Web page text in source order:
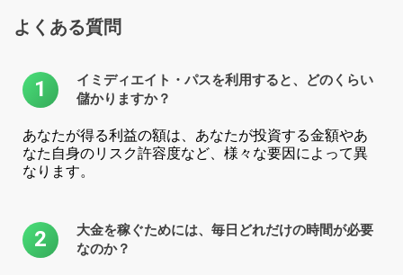
よくある質問
1
イミディエイト・パスを利用すると、どのくらい
儲かりますか？
あなたが得る利益の額は、あなたが投資する金額やあ
なた自身のリスク許容度など、様々な要因によって異
なります。
2
大金を稼ぐためには、毎日どれだけの時間が必要
なのか？